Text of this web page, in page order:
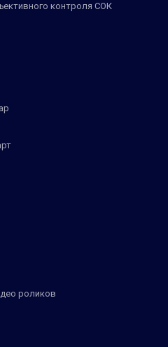
контроля СОК
роликов